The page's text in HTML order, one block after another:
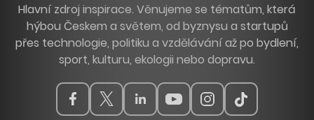
Hlavní zdroj inspirace. Věnujeme se tématům, která
hýbou Českem a světem, od byznysu a startupů
přes technologie, politiku a vzdělávání až po bydlení,
sport, kulturu, ekologii nebo dopravu.